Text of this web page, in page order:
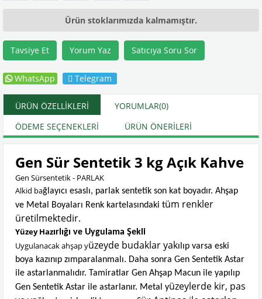
Ürün stoklarımızda kalmamıştır.
Tavsiye Et Yorum Yaz Satıcıya Soru Sor
WhatsApp Telegram
ÜRÜN ÖZELLIKLERI YORUMLAR(0)
ÖDEME SEÇENEKLERI
ÜRÜN ÖNERILERI
Gen Sür Sentetik 3 kg Açık Kahve
Gen Sürsentetik - PARLAK
Alkid bağlayıcı esaslı, parlak sentetik son kat boyadır. Ahşap
ve Metal Boyaları Renk kartelasındaki tüm renkler
üretilmektedir.
Yüzey Hazırlığı ve Uygulama Şekli
Uygulanacak ahşap yüzeyde budaklar yakılıp varsa eski
boya kazınıp zımparalanmalı. Daha sonra Gen Sentetik Astar
ile astarlanmalıdır. Tamiratlar Gen Ahşap Macun ile yapılıp
Gen Sentetik Astar ile astarlanır. Metal yüzeylerde kir, pas